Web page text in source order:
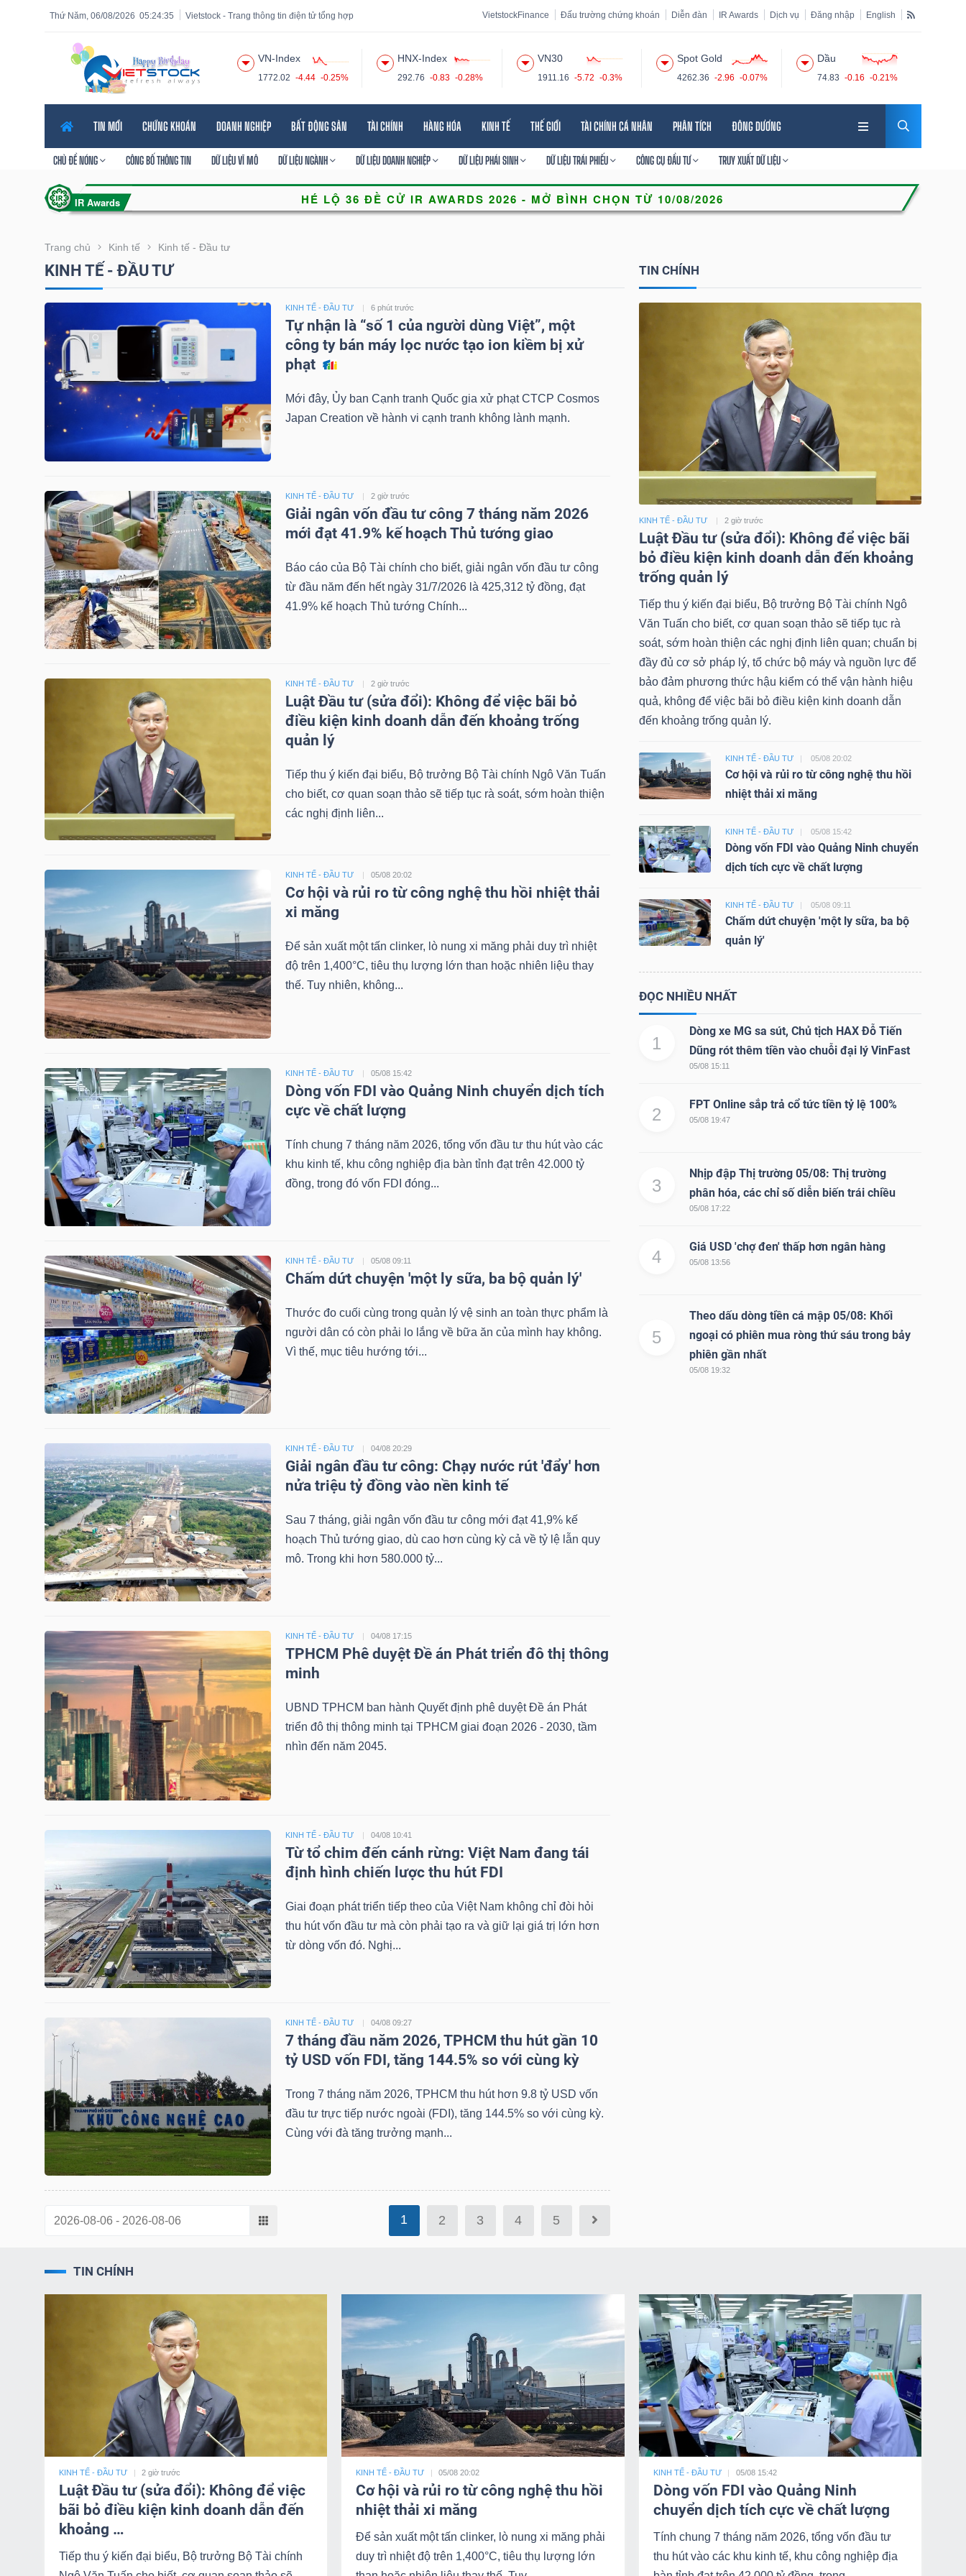
05:24:36
Thứ Năm, 06/08/2026 Vietstock - Trang thông tin điện tử tổng hợp VietstockFinance Đấu trường chứng khoán Diễn đàn IR Awards Dịch vụ Đăng nhập English
VN-Index
1772.02 -4.44 -0.25%
HNX-Index
292.76 -0.83 -0.28%
VN30
1911.16 -5.72 -0.3%
Spot Gold
4262.36 -2.96 -0.07%
Dầu
74.83 -0.16 -0.21%
TIN MỚI CHỨNG KHOÁN DOANH NGHIỆP BẤT ĐỘNG SẢN TÀI CHÍNH HÀNG HÓA KINH TẾ THẾ GIỚI TÀI CHÍNH CÁ NHÂN PHÂN TÍCH ĐÔNG DƯƠNG
CHỦ ĐỀ NÓNG CÔNG BỐ THÔNG TIN DỮ LIỆU VĨ MÔ DỮ LIỆU NGÀNH DỮ LIỆU DOANH NGHIỆP DỮ LIỆU PHÁI SINH DỮ LIỆU TRÁI PHIẾU CÔNG CỤ ĐẦU TƯ TRUY XUẤT DỮ LIỆU
Trang chủ Kinh tế Kinh tế - Đầu tư
KINH TẾ - ĐẦU TƯ
KINH TẾ - ĐẦU TƯ 6 phút trước
Tự nhận là “số 1 của người dùng Việt”, một
công ty bán máy lọc nước tạo ion kiềm bị xử
phạt
Mới đây, Ủy ban Cạnh tranh Quốc gia xử phạt CTCP Cosmos
Japan Creation về hành vi cạnh tranh không lành mạnh.
KINH TẾ - ĐẦU TƯ 2 giờ trước
Giải ngân vốn đầu tư công 7 tháng năm 2026
mới đạt 41.9% kế hoạch Thủ tướng giao
Báo cáo của Bộ Tài chính cho biết, giải ngân vốn đầu tư công
từ đầu năm đến hết ngày 31/7/2026 là 425,312 tỷ đồng, đạt
41.9% kế hoạch Thủ tướng Chính...
KINH TẾ - ĐẦU TƯ 2 giờ trước
Luật Đầu tư (sửa đổi): Không để việc bãi bỏ
điều kiện kinh doanh dẫn đến khoảng trống
quản lý
Tiếp thu ý kiến đại biểu, Bộ trưởng Bộ Tài chính Ngô Văn Tuấn
cho biết, cơ quan soạn thảo sẽ tiếp tục rà soát, sớm hoàn thiện
các nghị định liên...
KINH TẾ - ĐẦU TƯ 05/08 20:02
Cơ hội và rủi ro từ công nghệ thu hồi nhiệt thải
xi măng
Để sản xuất một tấn clinker, lò nung xi măng phải duy trì nhiệt
độ trên 1,400°C, tiêu thụ lượng lớn than hoặc nhiên liệu thay
thế. Tuy nhiên, không...
KINH TẾ - ĐẦU TƯ 05/08 15:42
Dòng vốn FDI vào Quảng Ninh chuyển dịch tích
cực về chất lượng
Tính chung 7 tháng năm 2026, tổng vốn đầu tư thu hút vào các
khu kinh tế, khu công nghiệp địa bàn tỉnh đạt trên 42.000 tỷ
đồng, trong đó vốn FDI đóng...
KINH TẾ - ĐẦU TƯ 05/08 09:11
Chấm dứt chuyện 'một ly sữa, ba bộ quản lý'
Thước đo cuối cùng trong quản lý vệ sinh an toàn thực phẩm là
người dân có còn phải lo lắng về bữa ăn của mình hay không.
Vì thế, mục tiêu hướng tới...
KINH TẾ - ĐẦU TƯ 04/08 20:29
Giải ngân đầu tư công: Chạy nước rút 'đẩy' hơn
nửa triệu tỷ đồng vào nền kinh tế
Sau 7 tháng, giải ngân vốn đầu tư công mới đạt 41,9% kế
hoạch Thủ tướng giao, dù cao hơn cùng kỳ cả về tỷ lệ lẫn quy
mô. Trong khi hơn 580.000 tỷ...
KINH TẾ - ĐẦU TƯ 04/08 17:15
TPHCM Phê duyệt Đề án Phát triển đô thị thông
minh
UBND TPHCM ban hành Quyết định phê duyệt Đề án Phát
triển đô thị thông minh tại TPHCM giai đoạn 2026 - 2030, tầm
nhìn đến năm 2045.
KINH TẾ - ĐẦU TƯ 04/08 10:41
Từ tổ chim đến cánh rừng: Việt Nam đang tái
định hình chiến lược thu hút FDI
Giai đoạn phát triển tiếp theo của Việt Nam không chỉ đòi hỏi
thu hút vốn đầu tư mà còn phải tạo ra và giữ lại giá trị lớn hơn
từ dòng vốn đó. Nghị...
KINH TẾ - ĐẦU TƯ 04/08 09:27
7 tháng đầu năm 2026, TPHCM thu hút gần 10
tỷ USD vốn FDI, tăng 144.5% so với cùng kỳ
Trong 7 tháng năm 2026, TPHCM thu hút hơn 9.8 tỷ USD vốn
đầu tư trực tiếp nước ngoài (FDI), tăng 144.5% so với cùng kỳ.
Cùng với đà tăng trưởng mạnh...
1 2 3 4 5
TIN CHÍNH
KINH TẾ - ĐẦU TƯ 2 giờ trước
Luật Đầu tư (sửa đổi): Không để việc bãi
bỏ điều kiện kinh doanh dẫn đến khoảng
trống quản lý
Tiếp thu ý kiến đại biểu, Bộ trưởng Bộ Tài chính Ngô
Văn Tuấn cho biết, cơ quan soạn thảo sẽ tiếp tục rà
soát, sớm hoàn thiện các nghị định liên quan; chuẩn bị
đầy đủ cơ sở pháp lý, tổ chức bộ máy và nguồn lực để
bảo đảm phương thức hậu kiểm có thể vận hành hiệu
quả, không để việc bãi bỏ điều kiện kinh doanh dẫn
đến khoảng trống quản lý.
KINH TẾ - ĐẦU TƯ 05/08 20:02
Cơ hội và rủi ro từ công nghệ thu hồi
nhiệt thải xi măng
KINH TẾ - ĐẦU TƯ 05/08 15:42
Dòng vốn FDI vào Quảng Ninh chuyển
dịch tích cực về chất lượng
KINH TẾ - ĐẦU TƯ 05/08 09:11
Chấm dứt chuyện 'một ly sữa, ba bộ
quản lý'
ĐỌC NHIỀU NHẤT
1
Dòng xe MG sa sút, Chủ tịch HAX Đỗ Tiến
Dũng rót thêm tiền vào chuỗi đại lý VinFast
05/08 15:11
2
FPT Online sắp trả cổ tức tiền tỷ lệ 100%
05/08 19:47
3
Nhịp đập Thị trường 05/08: Thị trường
phân hóa, các chỉ số diễn biến trái chiều
05/08 17:22
4
Giá USD 'chợ đen' thấp hơn ngân hàng
05/08 13:56
5
Theo dấu dòng tiền cá mập 05/08: Khối
ngoại có phiên mua ròng thứ sáu trong bảy
phiên gần nhất
05/08 19:32
TIN CHÍNH
KINH TẾ - ĐẦU TƯ 2 giờ trước
Luật Đầu tư (sửa đổi): Không để việc
bãi bỏ điều kiện kinh doanh dẫn đến
khoảng …
Tiếp thu ý kiến đại biểu, Bộ trưởng Bộ Tài chính
KINH TẾ - ĐẦU TƯ 05/08 20:02
Cơ hội và rủi ro từ công nghệ thu hồi
nhiệt thải xi măng
Để sản xuất một tấn clinker, lò nung xi măng phải
duy trì nhiệt độ trên 1,400°C, tiêu thụ lượng lớn
KINH TẾ - ĐẦU TƯ 05/08 15:42
Dòng vốn FDI vào Quảng Ninh
chuyển dịch tích cực về chất lượng
Tính chung 7 tháng năm 2026, tổng vốn đầu tư
thu hút vào các khu kinh tế, khu công nghiệp địa
Tính năng
năng
VIETSTOCK
KHOÁN
DOANH
NGHIỆP
BẤT
CHÍNH
HÀNG
ĐÔNG
DƯƠNG
CHÍNH
PHÂN
TÍCH
VIETSTOCKFINANCE
MÔ
NGÀNH
DOANH
PHIẾU
PHÁI
SINH
TRÁI
PHIẾU
CÔNG
ĐẦU
TRUY
XUẤT
LIỆU
Ngành
NĂNG
LƯỢNG